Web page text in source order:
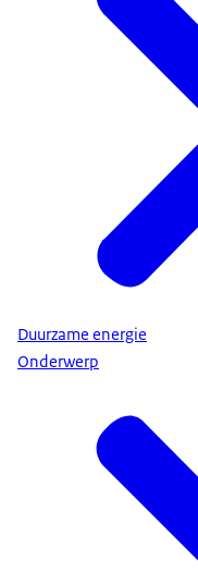
Duurzame energie
Onderwerp